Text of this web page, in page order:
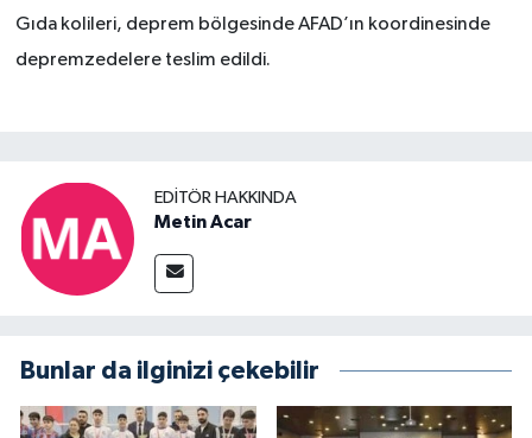
Gıda kolileri, deprem bölgesinde AFAD’ın koordinesinde
depremzedelere teslim edildi.
EDITÖR HAKKINDA
Metin Acar
Bunlar da ilginizi çekebilir